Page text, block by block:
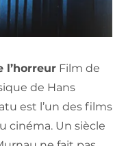
l’horreur Film de
de Hans
est l’un des films
cinéma. Un siècle